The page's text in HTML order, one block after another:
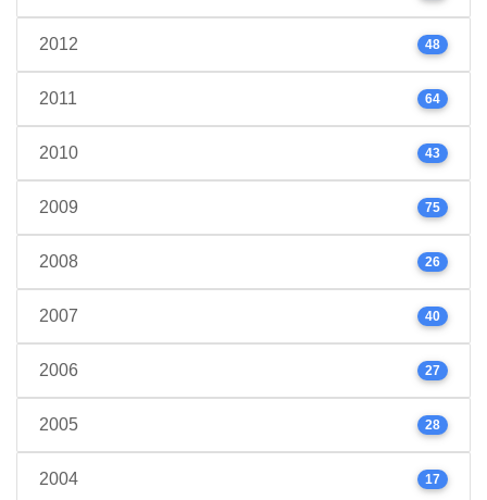
2012 48
2011 64
2010 43
2009 75
2008 26
2007 40
2006 27
2005 28
2004 17